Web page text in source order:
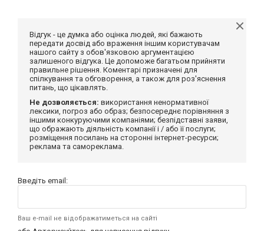
Відгук - це думка або оцінка людей, які бажають
передати досвід або враження іншим користувачам
нашого сайту з обов'язковою аргументацією
залишеного відгука. Це допоможе багатьом прийняти
правильне рішення. Коментарі призначені для
спілкування та обговорення, а також для роз'яснення
питань, що цікавлять.
Не дозволяється: використання ненормативної
лексики, погроз або образ; безпосереднє порівняння з
іншими конкуруючими компаніями; безпідставні заяви,
що ображають діяльність компанії і / або її послуги;
розміщення посилань на сторонні інтернет-ресурси;
реклама та самореклама.
Введіть email:
Ваш e-mail не відображатиметься на сайті